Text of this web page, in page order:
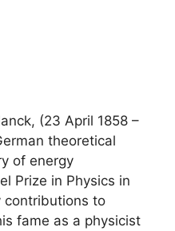
(23 April 1858 –
theoretical
of energy
Prize in Physics in
contributions to
fame as a physicist